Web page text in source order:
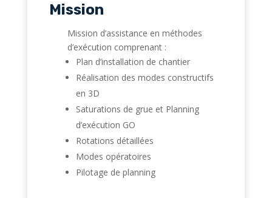
Mission
Mission d’assistance en méthodes
d’exécution comprenant :
Plan d’installation de chantier
Réalisation des modes constructifs
en 3D
Saturations de grue et Planning
d’exécution GO
Rotations détaillées
Modes opératoires
Pilotage de planning